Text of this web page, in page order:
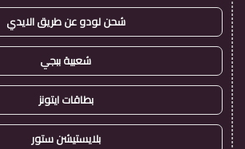
شحن لودو عن طريق الايدي
شعبية ببجي
بطاقات ايتونز
بلايستيشن ستور